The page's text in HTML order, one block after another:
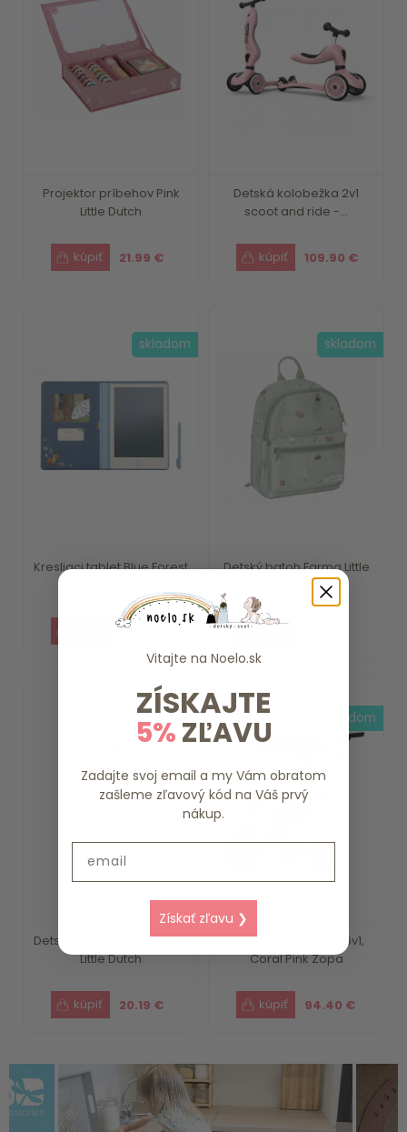
Projektor príbehov Pink
Little Dutch
21.99 €
Detská kolobežka 2v1
scoot and ride -...
109.90 €
Kresliaci tablet Blue Forest
15.79 €
skladom
Detský batoh Farma Little
Dutch
skladom
Detský batoh Fairy Garden
Little Dutch
20.19 €
3-4 dni
Trojkolka Razor Pro 6v1,
Coral Pink Zopa
94.40 €
skladom
Vitajte na Noelo.sk
ZÍSKAJTE
5%ZĽAVU
Zadajte svoj email a my Vám obratom
zašleme zľavový kód na Váš prvý
nákup.
Získať zľavu ❯